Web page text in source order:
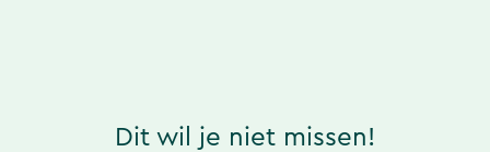
Dit wil je niet missen!